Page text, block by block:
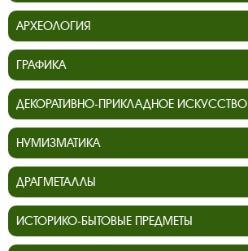
АРХЕОЛОГИЯ
ГРАФИКА
ДЕКОРАТИВНО-ПРИКЛАДНОЕ ИСКУССТВО
НУМИЗМАТИКА
ДРАГМЕТАЛЛЫ
ИСТОРИКО-БЫТОВЫЕ ПРЕДМЕТЫ